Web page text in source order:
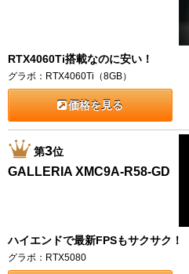
RTX4060Ti搭載なのに安い！
グラボ：RTX4060Ti（8GB）
価格を見る
第3位
GALLERIA XMC9A-R58-GD
ハイエンドで最新FPSもサクサク！
グラボ：RTX5080